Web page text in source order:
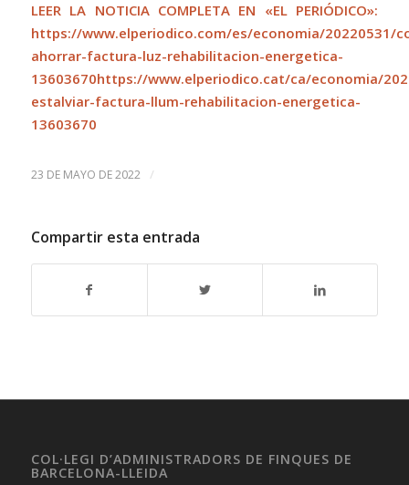
LEER LA NOTICIA COMPLETA EN «EL PERIÓDICO»:
https://www.elperiodico.com/es/economia/20220531/
ahorrar-factura-luz-rehabilitacion-energetica-
13603670https://www.elperiodico.cat/ca/economia/
estalviar-factura-llum-rehabilitacion-energetica-
13603670
23 DE MAYO DE 2022 /
Compartir esta entrada
COL·LEGI D’ADMINISTRADORS DE FINQUES DE
BARCELONA-LLEIDA